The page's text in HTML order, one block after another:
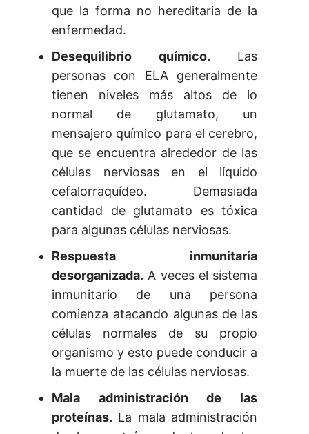
que la forma no hereditaria de la
enfermedad.
Desequilibrio químico. Las
personas con ELA generalmente
tienen niveles más altos de lo
normal de glutamato, un
mensajero químico para el cerebro,
que se encuentra alrededor de las
células nerviosas en el líquido
cefalorraquídeo. Demasiada
cantidad de glutamato es tóxica
para algunas células nerviosas.
Respuesta inmunitaria
desorganizada. A veces el sistema
inmunitario de una persona
comienza atacando algunas de las
células normales de su propio
organismo y esto puede conducir a
la muerte de las células nerviosas.
Mala administración de las
proteínas. La mala administración